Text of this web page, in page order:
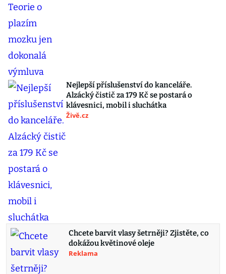
Nejlepší příslušenství do kanceláře.
Alzácký čistič za 179 Kč se postará o
klávesnici, mobil i sluchátka
Živě.cz
Chcete barvit vlasy šetrněji? Zjistěte, co
dokážou květinové oleje
Reklama